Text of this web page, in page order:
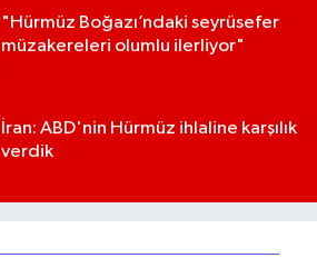
"Hürmüz Boğazı’ndaki seyrüsefer
müzakereleri olumlu ilerliyor"
İran: ABD'nin Hürmüz ihlaline karşılık
verdik